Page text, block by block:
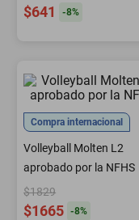
blanco
$641 -8%
Compra internacional
Volleyball Molten L2
aprobado por la NFHS
$1829
$1665 -8%